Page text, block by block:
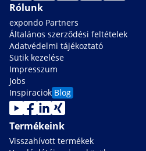
Rólunk
expondo Partners
Általános szerződési feltételek
Adatvédelmi tájékoztató
Sütik kezelése
Impresszum
Jobs
Inspiraciok Blog
Termékeink
Visszahívott termékek